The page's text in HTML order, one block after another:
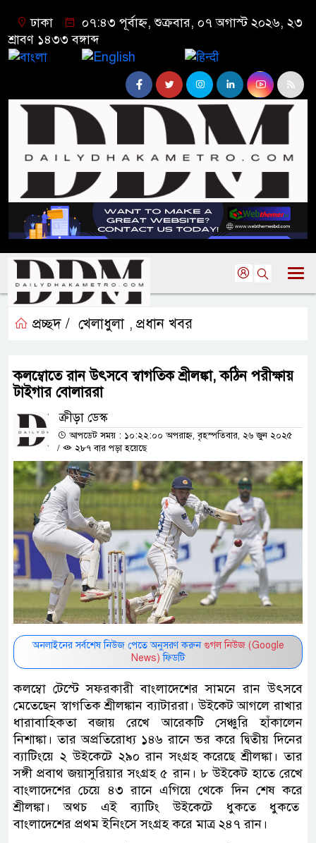
ঢাকা
০৭:৪৩ পূর্বাহ্ন, শুক্রবার, ০৭ অগাস্ট ২০২৬, ২৩
শ্রাবণ ১৪৩৩ বঙ্গাব্দ
প্রচ্ছদ / খেলাধুলা , প্রধান খবর
কলম্বোতে রান উৎসবে স্বাগতিক শ্রীলঙ্কা, কঠিন পরীক্ষায়
টাইগার বোলাররা
ক্রীড়া ডেস্ক
আপডেট সময় : ১০:২২:০০ অপরাহ্ন, বৃহস্পতিবার, ২৬ জুন ২০২৫
/
২৮৭ বার পড়া হয়েছে
অনলাইনের সর্বশেষ নিউজ পেতে অনুসরণ করুন গুগল নিউজ (Google
News) ফিডটি
কলম্বো টেস্টে সফরকারী বাংলাদেশের সামনে রান উৎসবে
মেতেছেন স্বাগতিক শ্রীলঙ্কান ব্যাটাররা। উইকেট আগলে রাখার
ধারাবাহিকতা বজায় রেখে আরেকটি সেঞ্চুরি হাঁকালেন
নিশাঙ্কা। তার অপ্রতিরোধ্য ১৪৬ রানে ভর করে দ্বিতীয় দিনের
ব্যাটিংয়ে ২ ‍উইকেটে ২৯০ রান সংগ্রহ করেছে শ্রীলঙ্কা। তার
সঙ্গী প্রবাথ জয়াসুরিয়ার সংগ্রহ ৫ রান। ৮ উইকেট হাতে রেখে
বাংলাদেশের চেয়ে ৪৩ রানে এগিয়ে থেকে দিন শেষ করে
শ্রীলঙ্কা। অথচ এই ব্যাটিং উইকেটে ধুকতে ধুকতে
বাংলাদেশের প্রথম ইনিংসে সংগ্রহ করে মাত্র ২৪৭ রান।